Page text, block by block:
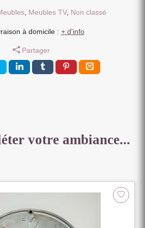
, Meubles TV, Non classé
à domicile : + d'info
Partager
votre ambiance...